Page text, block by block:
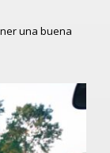
una buena